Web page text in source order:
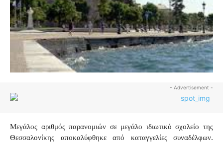
- Advertisement -
Μεγάλος αριθμός παρανομιών σε μεγάλο ιδιωτικό σχολείο της
Θεσσαλονίκης αποκαλύφθηκε από καταγγελίες συναδέλφων.